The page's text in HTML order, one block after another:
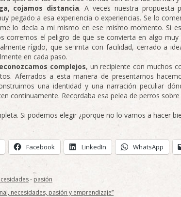
cojamos distancia. A veces nuestra propuesta
pegado a esa experiencia o experiencias. Se lo
lo decía a mi mismo en ese mismo momento. Si
corremos el peligro de que se convierta en algo
rígido, que se irrita con facilidad, cerrado a
en cada paso.
complejos, un recipiente con muchos
Aferrados a esta manera de presentarnos
una identidad y una narración peculiar
continuamente. Recordaba esa pelea de perros sobre
Si podemos elegir ¿porque no lo vamos a hacer
Facebook LinkedIn WhatsApp
- pasión
necesidades, pasión y emprendizaje”